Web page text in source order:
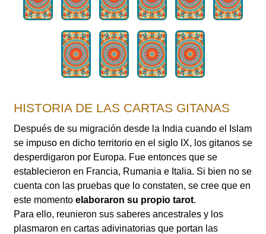
HISTORIA DE LAS CARTAS GITANAS
Después de su migración desde la India cuando el Islam
se impuso en dicho territorio en el siglo IX, los gitanos se
desperdigaron por Europa. Fue entonces que se
establecieron en Francia, Rumania e Italia. Si bien no se
cuenta con las pruebas que lo constaten, se cree que en
este momento elaboraron su propio tarot.
Para ello, reunieron sus saberes ancestrales y los
plasmaron en cartas adivinatorias que portan las